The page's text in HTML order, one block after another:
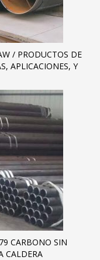
/ PRODUCTOS DE
APLICACIONES, Y
CARBONO SIN
CALDERA